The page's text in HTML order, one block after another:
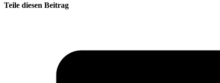
Teile diesen Beitrag